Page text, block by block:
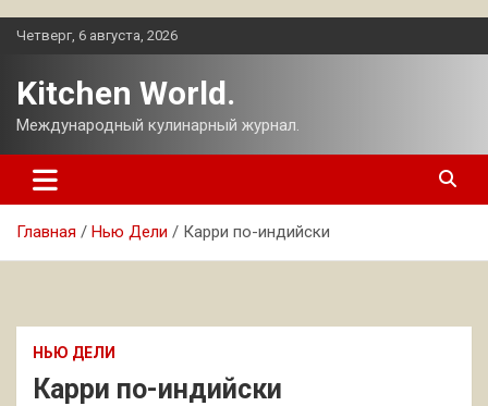
Перейти
Четверг, 6 августа, 2026
Kitchen World.
Международный кулинарный журнал.
Главная Нью Дели Карри по-индийски
НЬЮ ДЕЛИ
Карри по-индийски